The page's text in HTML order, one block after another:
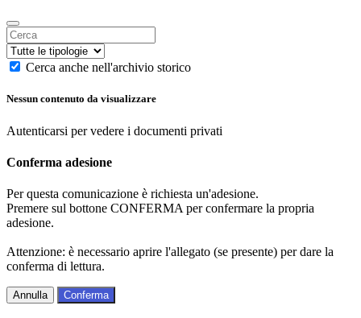
Cerca anche nell'archivio storico
Nessun contenuto da visualizzare
Autenticarsi per vedere i documenti privati
Conferma adesione
Per questa comunicazione è richiesta un'adesione.
Premere sul bottone CONFERMA per confermare la propria
adesione.
Attenzione: è necessario aprire l'allegato (se presente) per dare la
conferma di lettura.
Annulla Conferma